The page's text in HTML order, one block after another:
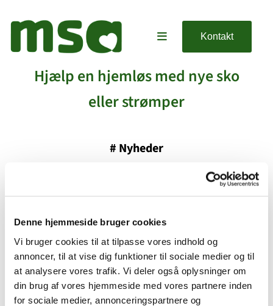
Denne hjemmeside bruger cookies
Vi bruger cookies til at tilpasse vores indhold og
annoncer, til at vise dig funktioner til sociale medier og til
at analysere vores trafik. Vi deler også oplysninger om
din brug af vores hjemmeside med vores partnere inden
for sociale medier, annonceringspartnere og
Kontakt
Hjælp en hjemløs med nye sko
eller strømper
# Nyheder
Udgivet af Mariann Uhrlund Wille onsdag d. 20. maj 2026